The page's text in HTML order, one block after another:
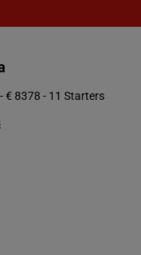
€ 8378 - 11 Starters